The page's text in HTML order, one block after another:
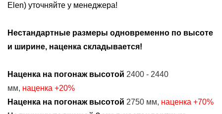
Elen) уточняйте у менеджера!
Нестандартные размеры одновременно по высоте
и ширине, наценка складывается!
Наценка на погонаж высотой 2400 - 2440
мм, наценка +20%
Наценка на погонаж высотой 2750 мм, наценка +70%